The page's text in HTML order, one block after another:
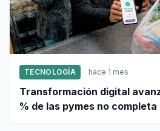
TECNOLOGÍA hace 1 mes
Transformación digital
% de las pymes no